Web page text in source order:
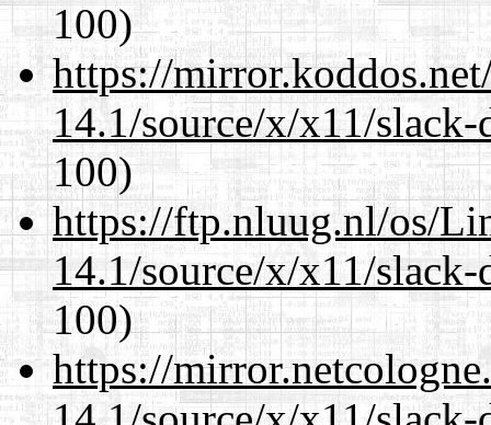
100)
https://
14.1/source/x/x11/
100)
https://ftp.nluug.nl/os/
14.1/source/x/x11/
100)
https://